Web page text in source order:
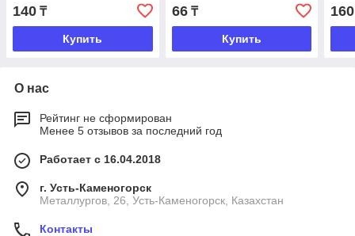
140 ₸
Купить
66₸
Купить
160
О нас
Рейтинг не сформирован
Менее 5 отзывов за последний год
Работает с 16.04.2018
г. Усть-Каменогорск
Металлургов, 26, Усть-Каменогорск, Казахстан
Контакты